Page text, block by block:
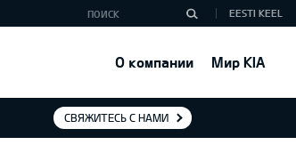
О компании Мир KIA
EESTI KEEL
СВЯЖИТЕСЬ С НАМИ